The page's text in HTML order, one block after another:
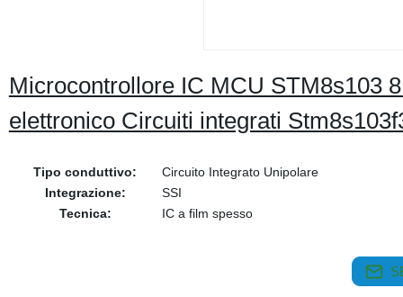
Microcontrollore IC MCU STM8s103
elettronico Circuiti integrati
Tipo conduttivo:
Circuito Integrato Unipolare
Integrazione:
SSI
Tecnica:
IC a film spesso